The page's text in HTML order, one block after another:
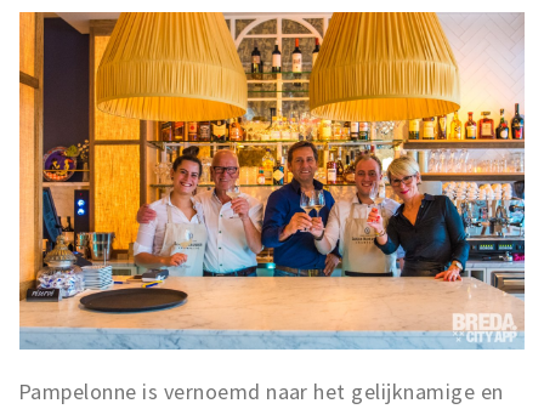
Nature
Party pics
Restaurants
Hotels
Recreation
Shops
Shopping areas
Deals
Pampelonne is vernoemd naar het gelijknamige en